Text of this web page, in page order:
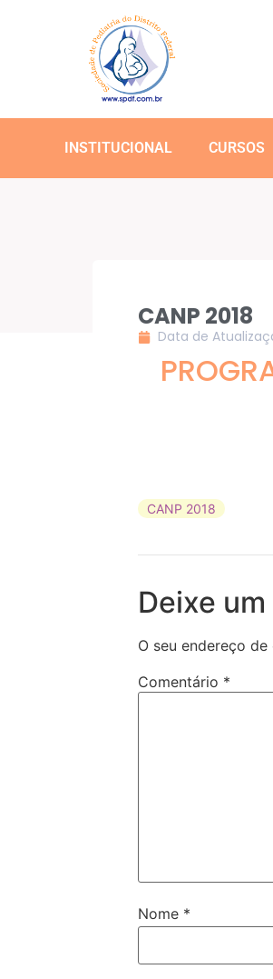
INSTITUCIONAL CURSOS
CANP 2018
Data de
CANP 2018
Deixe
O seu endereço
Comentário *
Nome *